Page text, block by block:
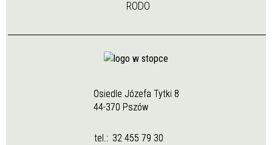
RODO
Osiedle Józefa Tytki 8
44-370 Pszów
tel.: 32 455 79 30